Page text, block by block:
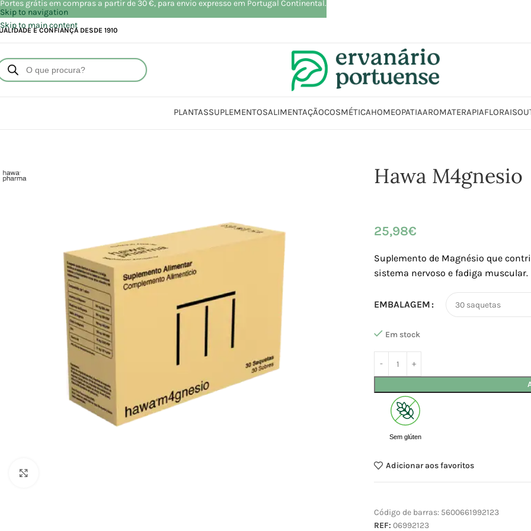
Skip to navigation
Skip to main content
E CONFIANÇA DESDE 1910
PLANTASSUPLEMENTOSALIMENTAÇÃOCOSMÉTICAHOMEOPATIAAROMATERAPIAFLORAIS
Hawa M4gnesio
25,98€
Suplemento de Magnésio que
sistema nervoso e fadiga muscular.
EMBALAGEM
Em stock
Sem glúten
Adicionar aos favoritos
Código de barras: 5600661992123
REF: 06992123
Portes grátis em compras a partir de 30 €, para envio expresso em Portugal Continental.